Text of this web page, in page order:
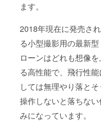
ます。
2018年現在に発売さ
る小型撮影用の最新型
ローンはどれも想像
る高性能で、飛行性能
しては無理やり落とそ
操作しないと落ちない
みになっています。